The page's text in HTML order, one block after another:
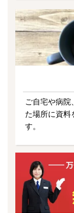
ご自宅や病院
た場所に資料
す。